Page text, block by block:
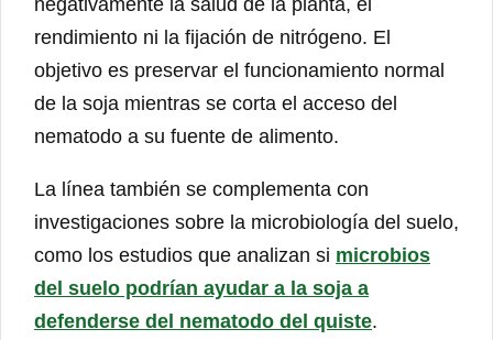
rendimiento ni la fijación de nitrógeno. El
objetivo es preservar el funcionamiento normal
de la soja mientras se corta el acceso del
nematodo a su fuente de alimento.
La línea también se complementa con
investigaciones sobre la microbiología del suelo,
como los estudios que analizan si microbios
del suelo podrían ayudar a la soja a
defenderse del nematodo del quiste.